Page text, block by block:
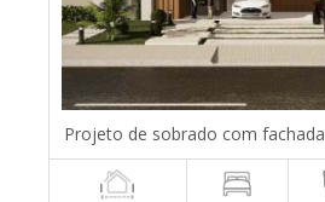
Projeto de sobrado com